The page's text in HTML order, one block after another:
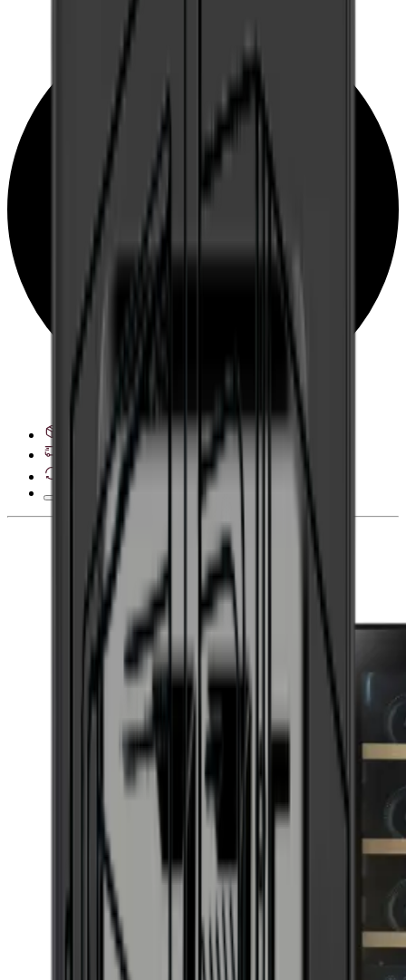
Se leveransalternativ
28 dagars ångerrätt